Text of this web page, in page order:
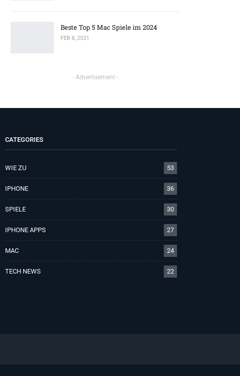
Beste Top 5 Mac Spiele im 2024
FEB 8, 2021
- Advertisement -
CATEGORIES
WIE ZU 53
IPHONE 36
SPIELE 30
IPHONE APPS 27
MAC 24
TECH NEWS 22